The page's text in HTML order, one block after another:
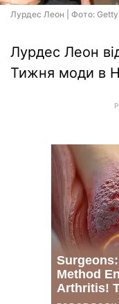
Лурдес Леон | Фото: Getty
Лурдес Леон
Тижня моди в